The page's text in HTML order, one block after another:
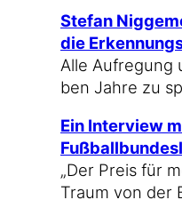
Ste­fan
die
Alle Auf­re­gung
ben Jah­re zu
Ein Inter­view
„Der Preis für
Traum von der